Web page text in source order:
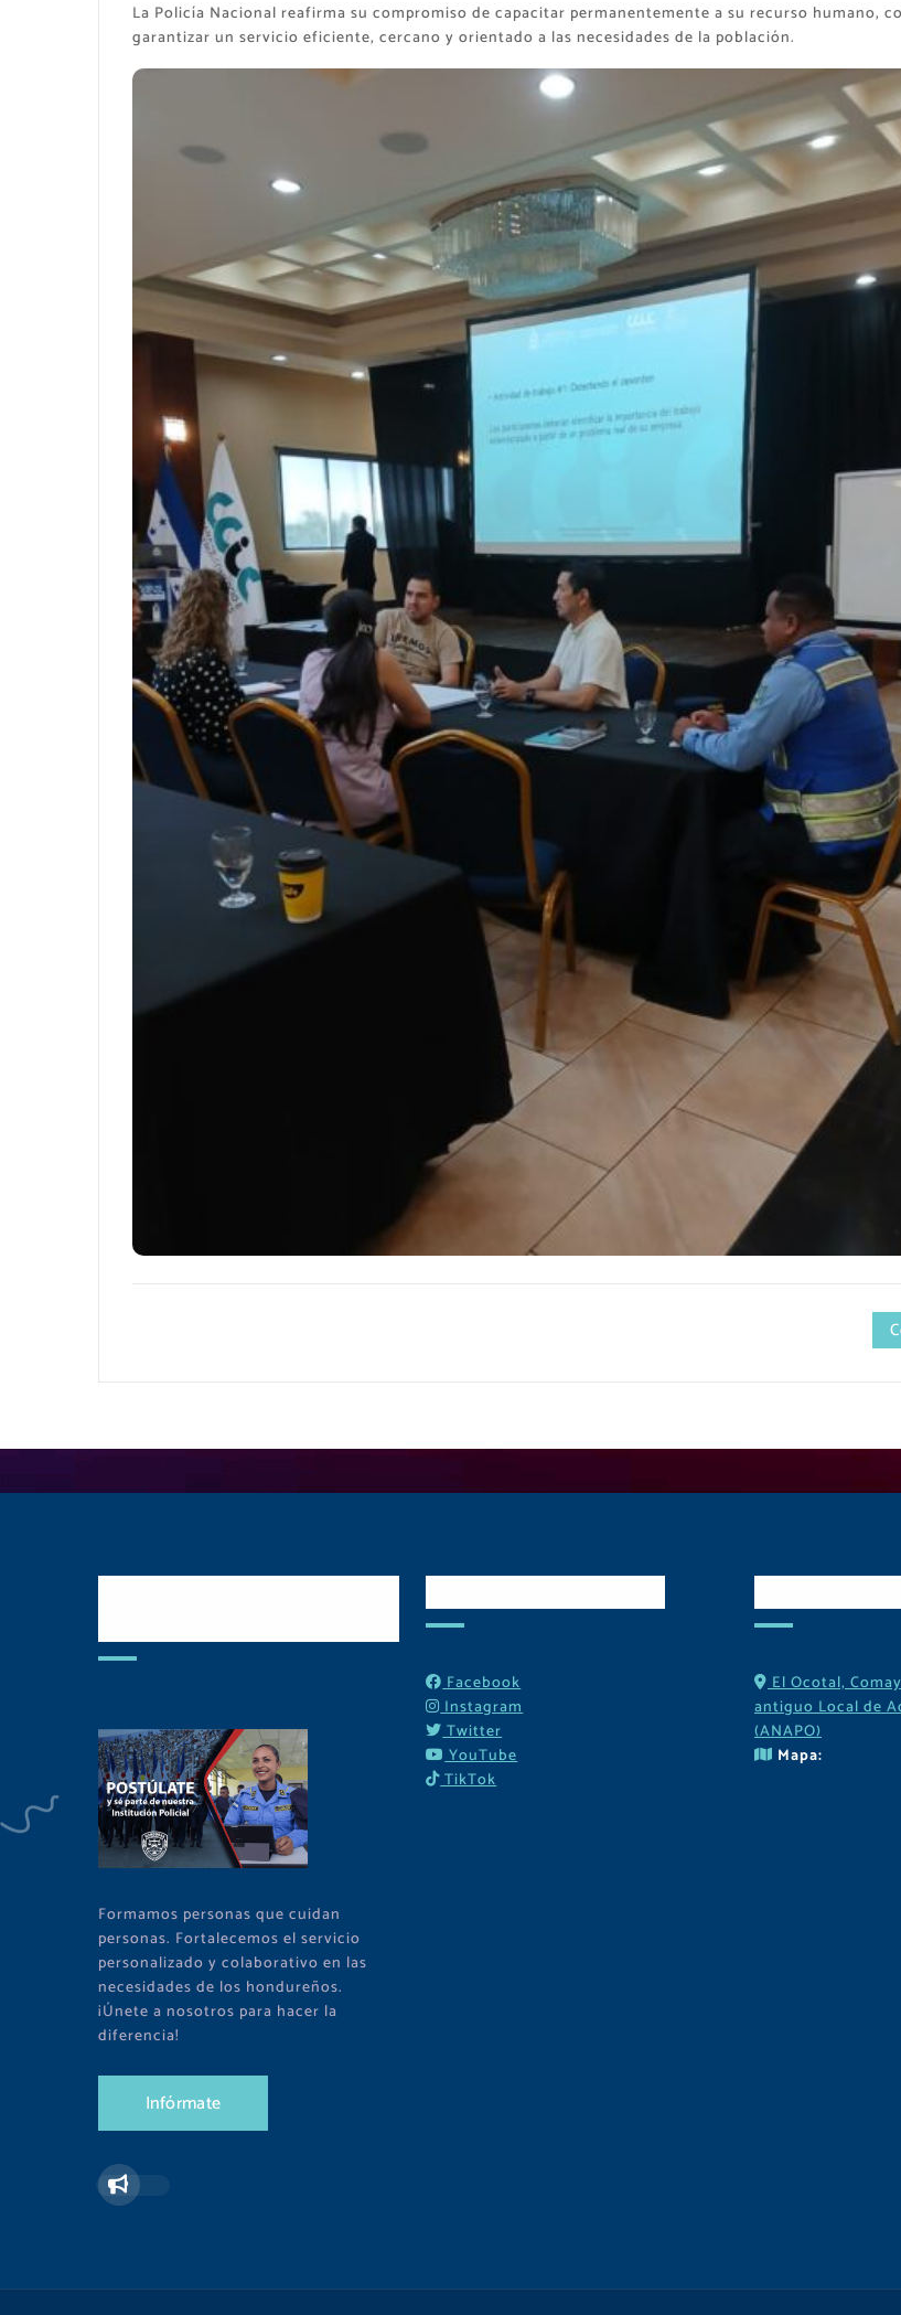
La Policía Nacional reafirma su compromiso de capacitar permanentemente a su recurso humano,
garantizar un servicio eficiente, cercano y orientado a las necesidades de la población.
Formamos personas que cuidan
personas. Fortalecemos el servicio
personalizado y colaborativo en las
necesidades de los hondureños.
¡Únete a nosotros para hacer la
diferencia!
Infórmate
Facebook
Instagram
Twitter
YouTube
TikTok
El Ocotal,
antiguo Local de
(ANAPO)
Mapa: